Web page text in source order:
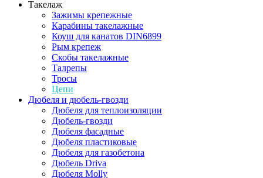
Такелаж
Зажимы крепежные
Карабины такелажные
Коуш для канатов DIN6899
Рым крепеж
Скобы такелажные
Талрепы
Тросы
Цепи
Дюбеля и дюбель-гвозди
Дюбеля для теплоизоляции
Дюбель-гвозди
Дюбеля фасадные
Дюбеля пластиковые
Дюбеля для газобетона
Дюбель Driva
Дюбеля Molly